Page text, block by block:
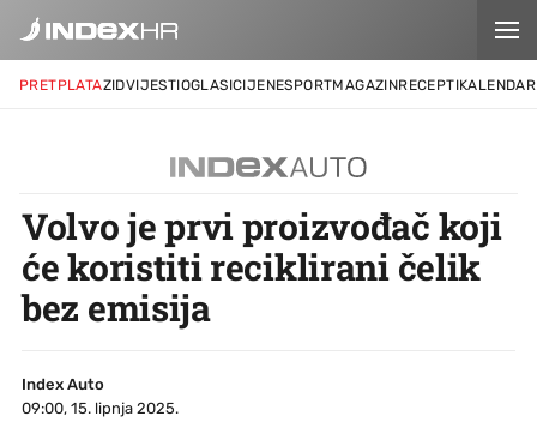
PRETPLATAZIDVIJESTIOGLASICIJENESPORTMAGAZINRECEPTIKALENDAR
Volvo je prvi proizvođač koji
će koristiti reciklirani čelik
bez emisija
Index Auto
09:00, 15. lipnja 2025.